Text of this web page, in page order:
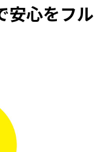
安心をフル